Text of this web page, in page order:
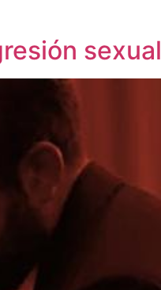
sexual